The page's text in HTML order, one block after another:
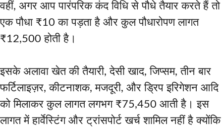
वहीं, अगर आप पारंपरिक कंद विधि से पौधे तैयार करते हैं तो
एक पौधा ₹10 का पड़ता है और कुल पौधारोपण लागत
₹12,500 होती है।
इसके अलावा खेत की तैयारी, देसी खाद, जिप्सम, तीन बार
फर्टिलाइज़र, कीटनाशक, मजदूरी, और ड्रिप इरिगेशन आदि
को मिलाकर कुल लागत लगभग ₹75,450 आती है। इस
लागत में हार्वेस्टिंग और ट्रांसपोर्ट खर्च शामिल नहीं है क्योंकि